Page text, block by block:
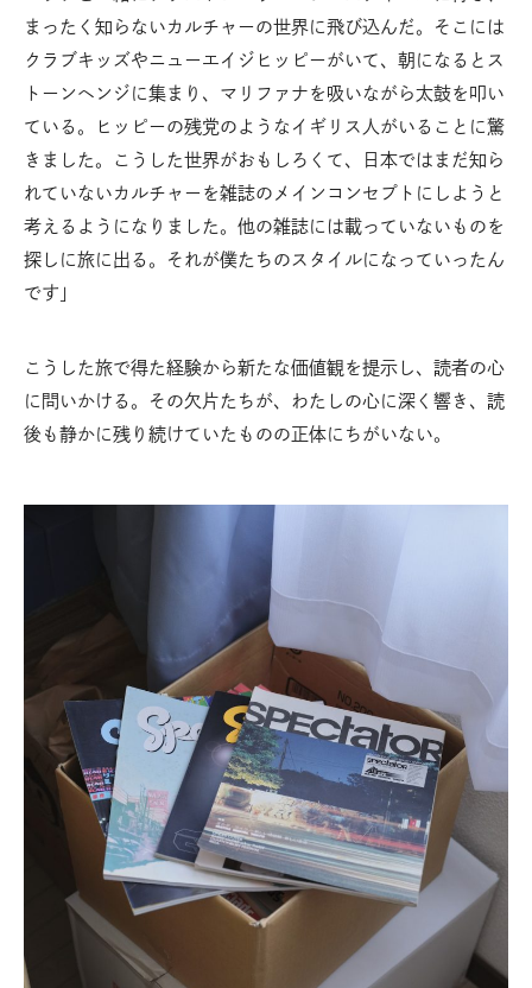
まったく知らないカルチャーの世界に飛び込んだ。そこには
クラブキッズやニューエイジヒッピーがいて、朝になるとス
トーンヘンジに集まり、マリファナを吸いながら太鼓を叩い
ている。ヒッピーの残党のようなイギリス人がいることに驚
きました。こうした世界がおもしろくて、日本ではまだ知ら
れていないカルチャーを雑誌のメインコンセプトにしようと
考えるようになりました。他の雑誌には載っていないものを
探しに旅に出る。それが僕たちのスタイルになっていったん
です」
こうした旅で得た経験から新たな価値観を提示し、読者の心
に問いかける。その欠片たちが、わたしの心に深く響き、読
後も静かに残り続けていたものの正体にちがいない。